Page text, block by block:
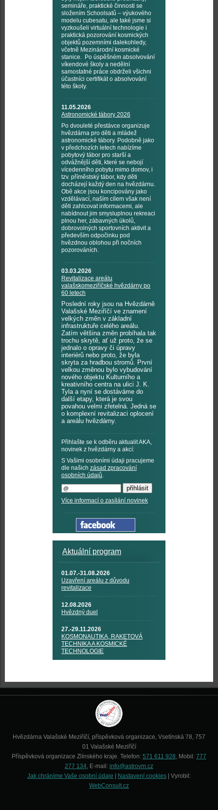
semináře, praktické činnosti se
složením Schoolsatů – výukového
modelu cubesatu, ale také jsme si
vyzkoušeli virtuální technologie i
praktická pozorování kosmických
objektů pozemními dalekohledy,
včetně Mezinárodní kosmické
stanice. Po úspěšném absolvování
víkendové školy a nedělní
samostatné práce obdrželi všichni
účastníci certifikát o absolvování
této školy.
11.05.2026
Astronomické tábory 2026
Po dvouleté přestávce organizuje
hvězdárna pro děti a mládež
astronomické tábory. Podobně jako
v předchozích letech nabízíme
pobytový tábor pro starší a
odvážnější děti, které se nebojí
vícedenního pobytu mimo domov, i
tzv. příměstský tábor, kdy děti
docházejí každý den na hvězdárnu.
Obě akce jsou koncipovány jako
vzdělávací, naším cílem však není
děti zahlcovat informacemi, ale
nabídnout jim smysluplnou rekreaci
plnou her, zábavných úkolů,
dobrovolných sportovních aktivit a
především odpočinku pod
hvězdnou oblohou při nočních
pozorováních.
03.03.2026
Revitalizace areálu
valašskomeziříčské hvězdárny po
60 letech
Poslední roky jsou na Hvězdárně
Valašské Meziříčí ve znamení
velkých změn v základní
infrastruktuře celého areálu.
Zatím většina změn probíhala tak
trochu skrytě, ať už proto, že se
jednalo o opravy či úpravy
interiérů nebo proto, že byla
skryta za hradbou stromů. První
velkou změnou bylo vybudování
nového objektu Kulturního a
kreativního centra na ulici J. K.
Tyla a nyní se dostáváme do
další etapy, která je svou
povahou velmi zřetelná. Jedná se
o komplexní revitalizaci oplocení
a areálu hvězdárny.
Přihlašte se k odběru aktualit AKA,
novinek z hvězdárny a akcí:
S Vašimi osobními údaji pracujeme
dle našich zásad zpracování
osobních údajů.
Více informací o zasílání novinek
Aktuální program
01.07.-31.08.2026
Uzavření areálu z důvodu
revitalizace
12.08.2026
Hvězdný duel
27.-29.11.2026
KOSMONAUTIKA, RAKETOVÁ
TECHNIKA A KOSMICKÉ
TECHNOLOGIE
Hvězdárna Valašské Meziříčí, příspěvková organizace, Vsetínská 78, 757
01 Valašské Meziříčí
Příspěvková organizace Zlínského kraje. Telefon: 571 611 928, Mobil: 777
277 134, E-mail: info@astrovm.cz
Jak chráníme Vaše osobní údaje
Nastavení cookies | Vyrobil:
WebConsult.cz